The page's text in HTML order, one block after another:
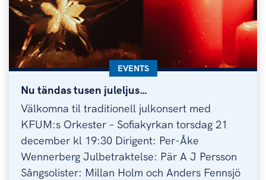
Nu tändas tusen juleljus…
Nu tändas tusen juleljus…
KATEGORI:
EVENTS
Välkomna til traditionell julkonsert med
KFUM:s Orkester – Sofiakyrkan torsdag 21
december kl 19:30 Dirigent: Per-Åke
Wennerberg Julbetraktelse: Pär A J Persson
Sångsolister: Millan Holm och Anders Fennsjö